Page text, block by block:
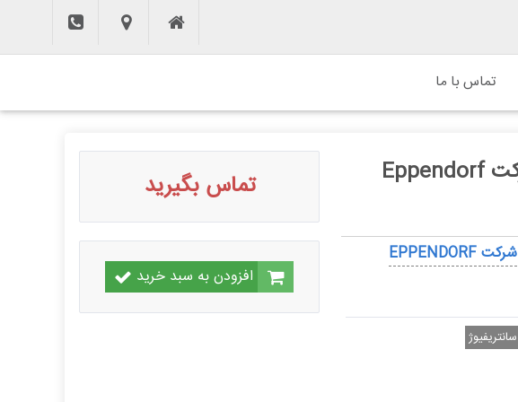
تماس با ما
شرکت EPPENDORF
سانتریفیوژ
تماس بگیرید
افزودن به سبد خرید